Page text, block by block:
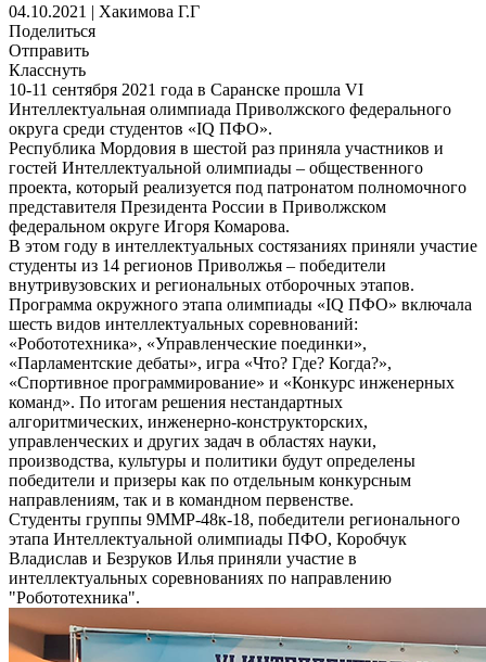
04.10.2021 | Хакимова Г.Г
Поделиться
Отправить
Класснуть
10-11 сентября 2021 года в Саранске прошла VI
Интеллектуальная олимпиада Приволжского федерального
округа среди студентов «IQ ПФО».
Республика Мордовия в шестой раз приняла участников и
гостей Интеллектуальной олимпиады – общественного
проекта, который реализуется под патронатом полномочного
представителя Президента России в Приволжском
федеральном округе Игоря Комарова.
В этом году в интеллектуальных состязаниях приняли участие
студенты из 14 регионов Приволжья – победители
внутривузовских и региональных отборочных этапов.
Программа окружного этапа олимпиады «IQ ПФО» включала
шесть видов интеллектуальных соревнований:
«Робототехника», «Управленческие поединки»,
«Парламентские дебаты», игра «Что? Где? Когда?»,
«Спортивное программирование» и «Конкурс инженерных
команд». По итогам решения нестандартных
алгоритмических, инженерно-конструкторских,
управленческих и других задач в областях науки,
производства, культуры и политики будут определены
победители и призеры как по отдельным конкурсным
направлениям, так и в командном первенстве.
Студенты группы 9ММР-48к-18, победители регионального
этапа Интеллектуальной олимпиады ПФО, Коробчук
Владислав и Безруков Илья приняли участие в
интеллектуальных соревнованиях по направлению
"Робототехника".